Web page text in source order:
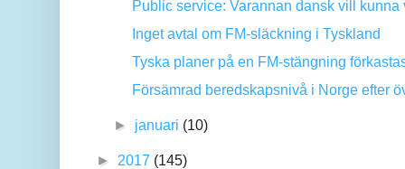
Public service: Varannan dansk vill kunna
Inget avtal om FM-släckning i Tyskland
Tyska planer på en FM-stängning
Försämrad beredskapsnivå i Norge efter
► januari (10)
► 2017 (145)